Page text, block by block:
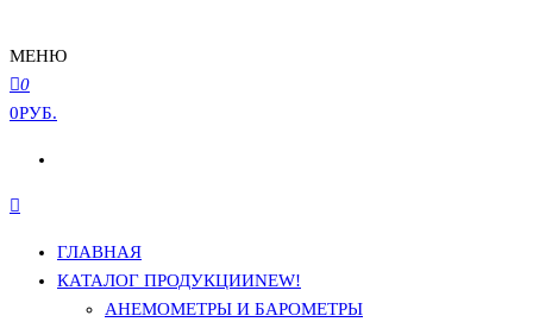
МЕНЮ
0
0РУБ.
ГЛАВНАЯ
КАТАЛОГ ПРОДУКЦИИNEW!
АНЕМОМЕТРЫ И БАРОМЕТРЫ